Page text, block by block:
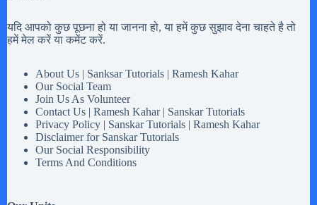
यदि आपको कुछ पूछना हो या जानना हो, या हमें कुछ सुझाव देना चाहते है तो
हमें मेल करें या कमेंट करें.
About Us | Sanksar Tutorials | Ramesh Kahar
Our Social Team
Join Us As Volunteer
Contact Us | Ramesh Kahar | Sanskar Tutorials
Privacy Policy | Sanskar Tutorials | Ramesh Kahar
Disclaimer for Sanskar Tutorials
Our Social Responsibility
Terms And Conditions